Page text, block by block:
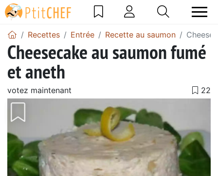
Recettes Entrée Recette au saumon
Cheesecake au saumon fumé
et aneth
votez maintenant